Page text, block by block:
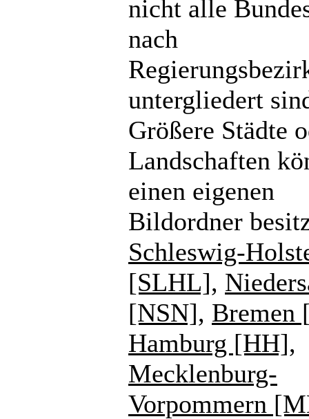
nicht alle
nach
untergliedert
Größere Städte
Landschaften
einen eigenen
Bildordner
Schleswig-
[SLHL],
[NSN], Bremen
Hamburg [HH],
Mecklenburg-
Vorpommern